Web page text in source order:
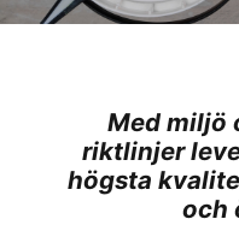
Med miljö
riktlinjer
högsta
och